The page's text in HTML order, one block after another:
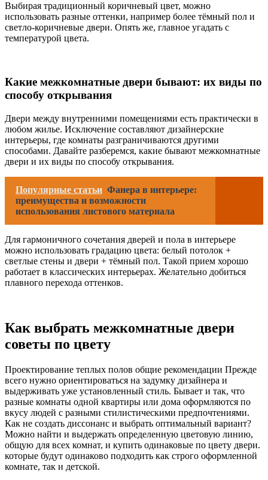
Выбирая традиционный коричневый цвет, можно
использовать разные оттенки, например более тёмный пол и
светло-коричневые двери. Опять же, главное угадать с
температурой цвета.
Какие межкомнатные двери бывают: их виды по
способу открывания
Двери между внутренними помещениями есть практически в
любом жилье. Исключение составляют дизайнерские
интерьеры, где комнаты разграничиваются другими
способами. Давайте разберемся, какие бывают межкомнатные
двери и их виды по способу открывания.
Популярные статьи Фанера в интерьере:
преимущества и возможности
использования листового материала
Для гармоничного сочетания дверей и пола в интерьере
можно использовать градацию цвета: белый потолок +
светлые стены и двери + тёмный пол. Такой прием хорошо
работает в классических интерьерах. Желательно добиться
плавного перехода оттенков.
Как выбрать межкомнатные двери
советы по цвету
Проектирование теплых полов общие рекомендации Прежде
всего нужно ориентироваться на задумку дизайнера и
выдерживать уже установленный стиль. Бывает и так, что
разные комнаты одной квартиры или дома оформляются по
вкусу людей с разными стилистическими предпочтениями.
Как не создать диссонанс и выбрать оптимальный вариант?
Можно найти и выдержать определенную цветовую линию,
общую для всех комнат, и купить одинаковые по цвету двери.
которые будут одинаково подходить как строго оформленной
комнате, так и детской.